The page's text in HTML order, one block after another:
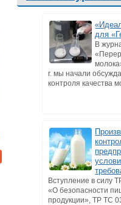
для
В
г. мы начали
контроля качества
Вступление в силу
«О безопасности
продукции», ТР ТС